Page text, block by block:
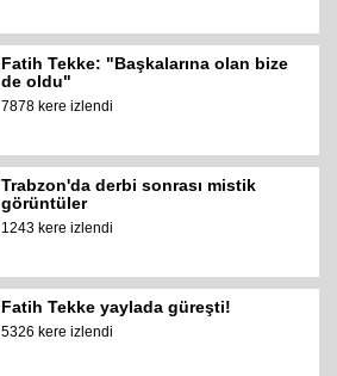
Fatih Tekke: "Başkalarına olan bize
de oldu"
7878 kere izlendi
Trabzon'da derbi sonrası mistik
görüntüler
1243 kere izlendi
Fatih Tekke yaylada güreşti!
5326 kere izlendi